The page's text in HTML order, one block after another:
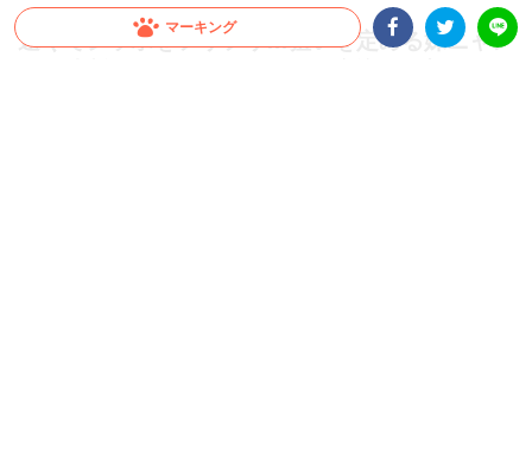
マーキング
遠くでシッポをフリフリ…狙いを定める妹ニャン